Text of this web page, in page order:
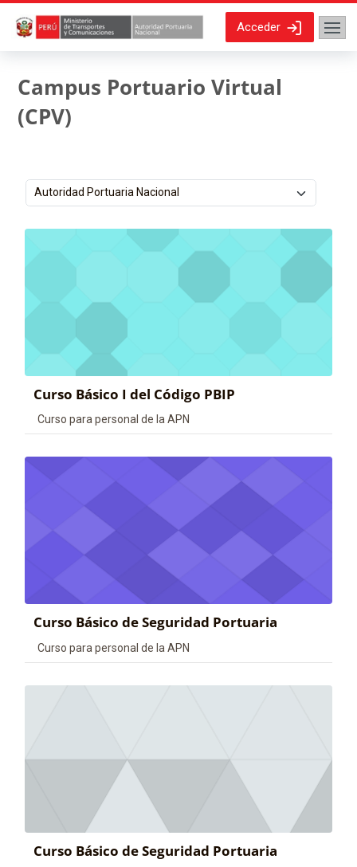
Acceder
Campus Portuario Virtual
(CPV)
Curso Básico I del Código PBIP
Categoría de cursos
Curso para personal de la APN
Curso Básico de Seguridad Portuaria
Categoría de cursos
Curso para personal de la APN
Curso Básico de Seguridad Portuaria